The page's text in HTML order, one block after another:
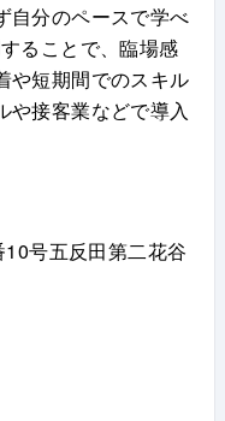
自分のペースで学べ
ることで、臨場感
や短期間でのスキル
や接客業などで導入
号五反田第二花谷